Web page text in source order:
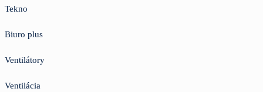
Tekno
Biuro plus
Ventilátory
Ventilácia